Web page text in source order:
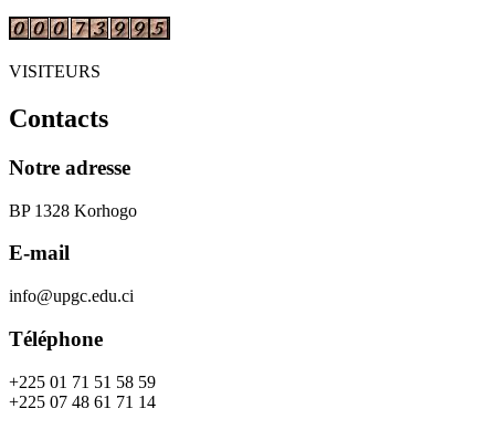
VISITEURS
Contacts
Notre adresse
BP 1328 Korhogo
E-mail
info@upgc.edu.ci
Téléphone
+225 01 71 51 58 59
+225 07 48 61 71 14